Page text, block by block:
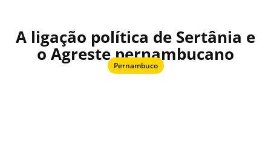
A ligação política de Sertânia e
o Agreste pernambucano
Pernambuco